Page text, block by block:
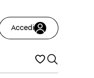
Accedi